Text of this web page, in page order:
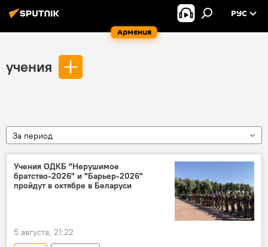
Армения
РУС
учения
За период
Учения ОДКБ "Нерушимое
братство-2026" и "Барьер-2026"
пройдут в октябре в Беларуси
5 августа, 21:22